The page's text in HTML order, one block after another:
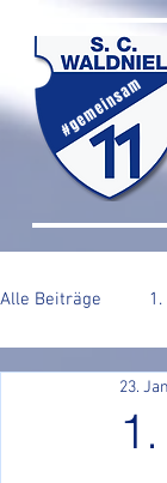
#gemeinsam
Alle Beiträge
23.